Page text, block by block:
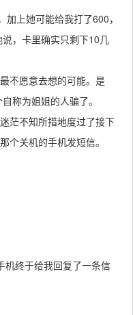
上她可能给我打了600，
，卡里确实只剩下10几
不愿意去想的可能。是
称为姐姐的人骗了。
茫不知所措地度过了接下
个关机的手机发短信。
机终于给我回复了一条信